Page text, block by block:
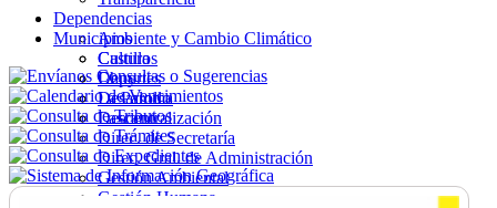
Dependencias
Ambiente y Cambio Climático
Cultura
Deportes
Desarrollo
Descentralización
Direc. de Secretaría
Direc. Gral. de Administración
Gestión Ambiental
Gestión Humana
Municipios
Castillos
Chuy
La Paloma
Lascano